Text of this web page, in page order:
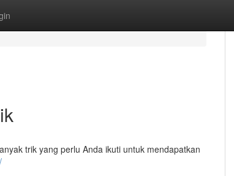
trik yang perlu Anda ikuti untuk mendapatkan